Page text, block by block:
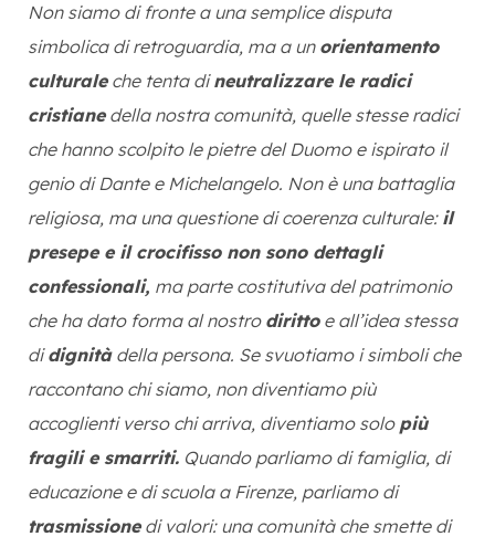
Non siamo di fronte a una semplice disputa
simbolica di retroguardia, ma a un orientamento
culturaleche tenta dineutralizzare le radici
cristianedella nostra comunità, quelle stesse radici
che hanno scolpito le pietre del Duomo e ispirato il
genio di Dante e Michelangelo. Non è una battaglia
religiosa, ma una questione di coerenza culturale: il
presepe e il crocifisso non sono dettagli
confessionali, ma parte costitutiva del patrimonio
che ha dato forma al nostro dirittoe all’idea stessa
didignitàdella persona. Se svuotiamo i simboli che
raccontano chi siamo, non diventiamo più
accoglienti verso chi arriva, diventiamo solo più
fragili e smarriti. Quando parliamo di famiglia, di
educazione e di scuola a Firenze, parliamo di
trasmissionedi valori: una comunità che smette di